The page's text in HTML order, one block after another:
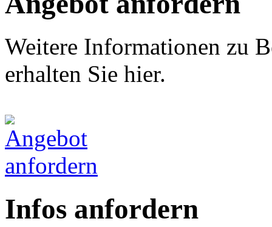
Weitere Informationen zu
erhalten Sie hier.
Infos anfordern